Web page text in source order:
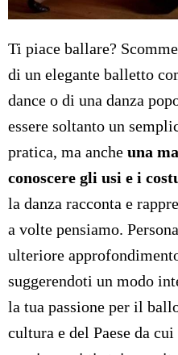
Ti piace ballare?
di un elegante balletto
dance o di una danza
essere soltanto un
pratica, ma anche una
conoscere gli usi e i
la danza racconta e
a volte pensiamo.
ulteriore
suggerendoti un modo
la tua passione per il
cultura e del Paese da